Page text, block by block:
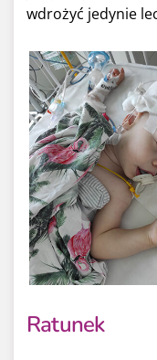
wdrożyć jedynie
Ratunek